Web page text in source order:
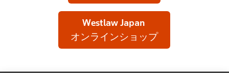
Westlaw Japan
オンラインショップ